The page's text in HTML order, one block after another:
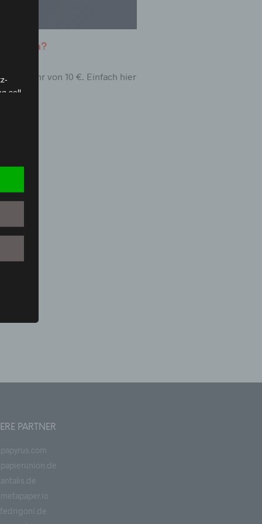
von 10 €. Einfach hier
PARTNER
soll
die